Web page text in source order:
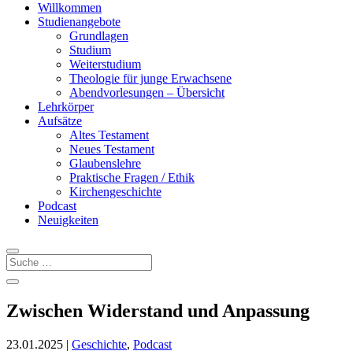
Willkommen
Studienangebote
Grundlagen
Studium
Weiterstudium
Theologie für junge Erwachsene
Abendvorlesungen – Übersicht
Lehrkörper
Aufsätze
Altes Testament
Neues Testament
Glaubenslehre
Praktische Fragen / Ethik
Kirchengeschichte
Podcast
Neuigkeiten
Zwischen Widerstand und Anpassung
23.01.2025 | Geschichte, Podcast